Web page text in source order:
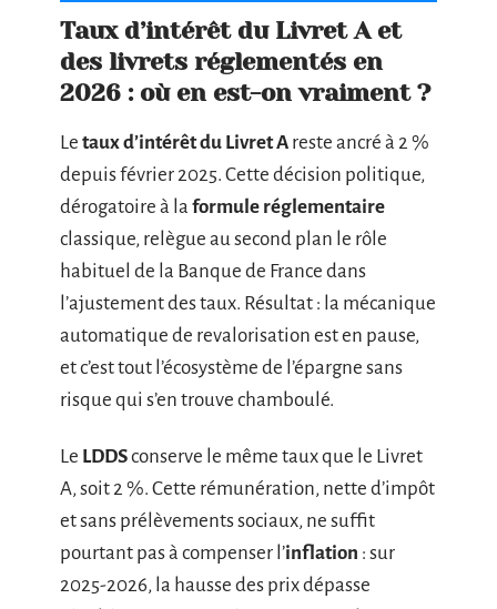
Taux d’intérêt du Livret A et
des livrets réglementés en
2026 : où en est-on vraiment ?
Le taux d’intérêt du Livret A reste ancré à 2 %
depuis février 2025. Cette décision politique,
dérogatoire à la formule réglementaire
classique, relègue au second plan le rôle
habituel de la Banque de France dans
l’ajustement des taux. Résultat : la mécanique
automatique de revalorisation est en pause,
et c’est tout l’écosystème de l’épargne sans
risque qui s’en trouve chamboulé.
Le LDDSconserve le même taux que le Livret
A, soit 2 %. Cette rémunération, nette d’impôt
et sans prélèvements sociaux, ne suffit
pourtant pas à compenser l’inflation : sur
2025-2026, la hausse des prix dépasse